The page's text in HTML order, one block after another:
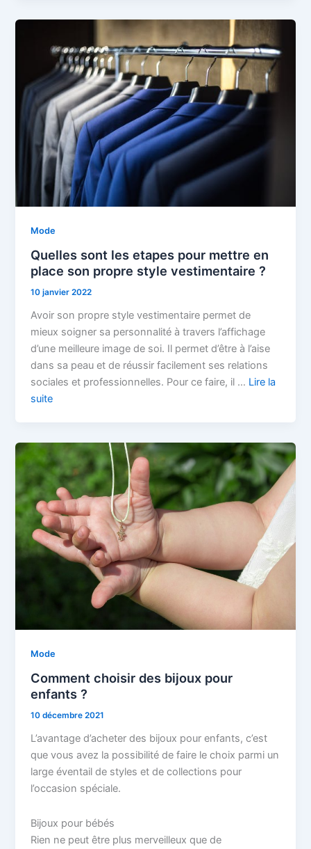
Mode
Quelles sont les etapes pour mettre en
place son propre style vestimentaire ?
10 janvier 2022
Avoir son propre style vestimentaire permet de
mieux soigner sa personnalité à travers l’affichage
d’une meilleure image de soi. Il permet d’être à l’aise
dans sa peau et de réussir facilement ses relations
sociales et professionnelles. Pour ce faire, il … Lire la
suite
Mode
Comment choisir des bijoux pour
enfants ?
10 décembre 2021
L’avantage d’acheter des bijoux pour enfants, c’est
que vous avez la possibilité de faire le choix parmi un
large éventail de styles et de collections pour
l’occasion spéciale.
Bijoux pour bébés
Rien ne peut être plus merveilleux que de